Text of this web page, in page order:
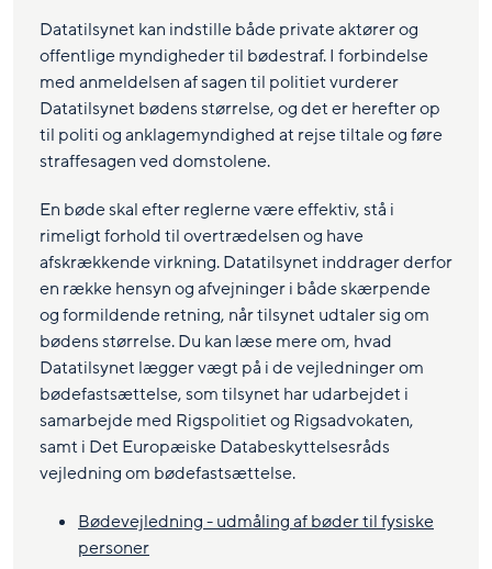
Datatilsynet kan indstille både private aktører og
offentlige myndigheder til bødestraf. I forbindelse
med anmeldelsen af sagen til politiet vurderer
Datatilsynet bødens størrelse, og det er herefter op
til politi og anklagemyndighed at rejse tiltale og føre
straffesagen ved domstolene.
En bøde skal efter reglerne være effektiv, stå i
rimeligt forhold til overtrædelsen og have
afskrækkende virkning. Datatilsynet inddrager derfor
en række hensyn og afvejninger i både skærpende
og formildende retning, når tilsynet udtaler sig om
bødens størrelse. Du kan læse mere om, hvad
Datatilsynet lægger vægt på i de vejledninger om
bødefastsættelse, som tilsynet har udarbejdet i
samarbejde med Rigspolitiet og Rigsadvokaten,
samt i Det Europæiske Databeskyttelsesråds
vejledning om bødefastsættelse.
Bødevejledning - udmåling af bøder til fysiske
personer